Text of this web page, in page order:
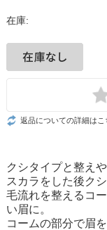
在庫:
返品についての詳細はこ
クシタイプと整え
スカラをした後ク
毛流れを整えるコ
い眉に。
コームの部分で眉